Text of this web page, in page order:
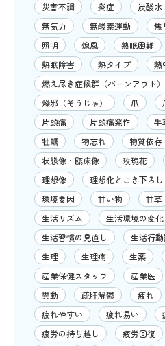
災害不調
炎症 炭酸水
無気力
無酸素運動 焦
照明
熄風 熟眠困難
熟眠障害
熱タイプ 熱
燃え尽き症候群（バーンアウト）
燥邪（そうじゃ）
爪
片頭痛
片頭痛発作 牛
牡蠣
物忘れ 物質依存
状態像・臨床像
玫瑰花
理想像
理想化とこき下ろし
環境要因
甘い物 甘草
生活リズム
生活環境の変化
生活習慣の見直し
生活行
生理
生理痛 生薬
産業保健スタッフ
産業医
異動
疏肝解鬱 疲れ
疲れやすい
疲れ易い
疲労の持ち越し
疲労回復